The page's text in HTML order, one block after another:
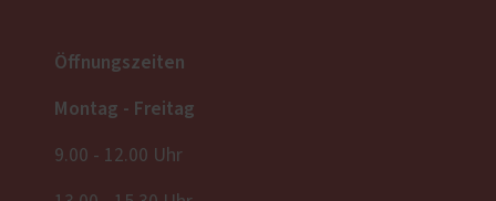
Öffnungszeiten
Montag - Freitag
9.00 - 12.00 Uhr